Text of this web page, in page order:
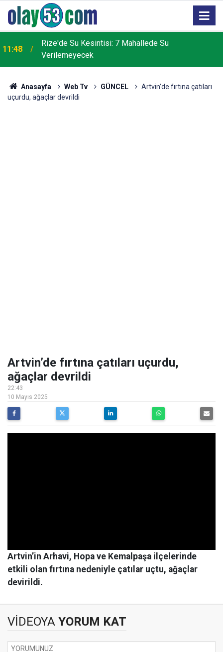
11:48
Rize'de Su Kesintisi: 7 Mahallede Su
Verilemeyecek
Anasayfa Web Tv GÜNCEL
Artvin’de fırtına çatıları
uçurdu, ağaçlar devrildi
Artvin’de fırtına çatıları uçurdu,
ağaçlar devrildi
22:43
10 Mayıs 2025
Artvin’in Arhavi, Hopa ve Kemalpaşa ilçelerinde
etkili olan fırtına nedeniyle çatılar uçtu, ağaçlar
devirildi.
VİDEOYA YORUM KAT